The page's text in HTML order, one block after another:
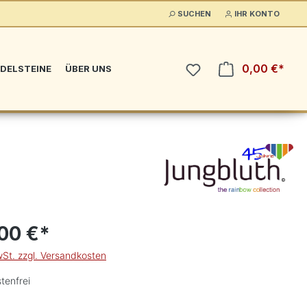
SUCHEN IHR KONTO
ÜBER UNS 0,00 €*
€*
zzgl. Versandkosten